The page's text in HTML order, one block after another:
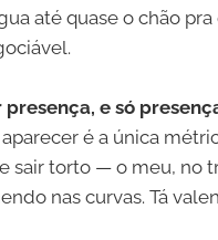
até quase o chão
presença, e só
é a única
sair torto — o meu, no
nas curvas. Tá